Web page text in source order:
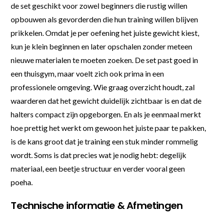
de set geschikt voor zowel beginners die rustig willen
opbouwen als gevorderden die hun training willen blijven
prikkelen. Omdat je per oefening het juiste gewicht kiest,
kun je klein beginnen en later opschalen zonder meteen
nieuwe materialen te moeten zoeken. De set past goed in
een thuisgym, maar voelt zich ook prima in een
professionele omgeving. Wie graag overzicht houdt, zal
waarderen dat het gewicht duidelijk zichtbaar is en dat de
halters compact zijn opgeborgen. En als je eenmaal merkt
hoe prettig het werkt om gewoon het juiste paar te pakken,
is de kans groot dat je training een stuk minder rommelig
wordt. Soms is dat precies wat je nodig hebt: degelijk
materiaal, een beetje structuur en verder vooral geen
poeha.
Technische informatie & Afmetingen